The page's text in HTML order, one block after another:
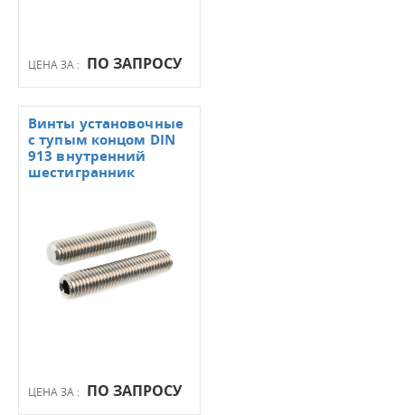
ЦЕНА ЗА : ПО ЗАПРОСУ
ЦЕНА ЗА : ПО ЗАПРОСУ
Винты установочные
с тупым концом DIN
913 внутренний
шестигранник